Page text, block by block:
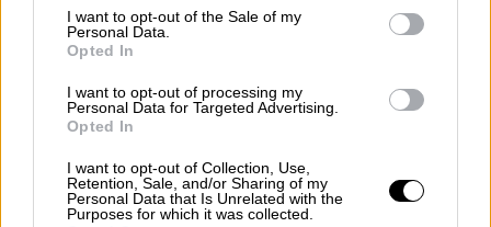
consent section.
I want to opt-out of the Sale of my
Personal Data.
Opted In
I want to opt-out of processing my
Personal Data for Targeted Advertising.
Opted In
I want to opt-out of Collection, Use,
Retention, Sale, and/or Sharing of my
Personal Data that Is Unrelated with the
Purposes for which it was collected.
«Κρίνοντας από την κατάσταση και ειδικά
από αυτά που λέει και κάνει η
ότι είναι σημαντικό η G7 και χώρες με την
ίδια νοοτροπίανα παραμείνουν ενωμένες
να διατηρήσουν τις
βάρος της Ρωσίας», δήλωσε ο
συνέντευξη Τύπου.